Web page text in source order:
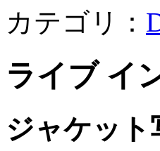
カテゴリ：
ライブ イ
ジャケット